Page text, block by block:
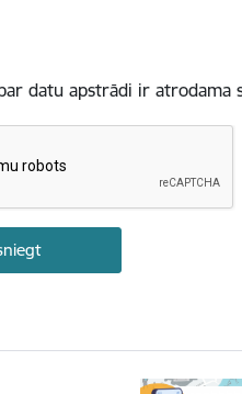
datu apstrādi ir atrodama